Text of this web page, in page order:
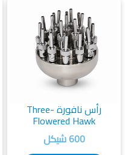
رأس نافورة Three-
Flowered Hawk
600 شيكل